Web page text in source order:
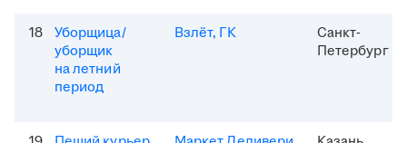
18
Уборщица/
уборщик
на летний
период
Взлёт, ГК
Санкт-
Петербург